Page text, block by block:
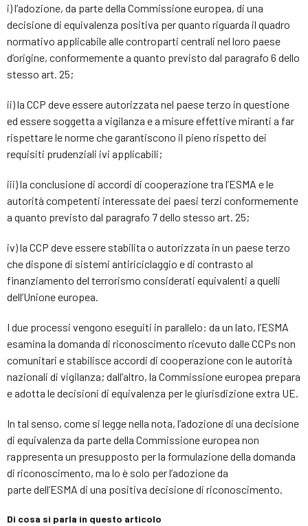
i) l’adozione, da parte della Commissione europea, di una
decisione di equivalenza positiva per quanto riguarda il quadro
normativo applicabile alle controparti centrali nel loro paese
d’origine, conformemente a quanto previsto dal paragrafo 6 dello
stesso art. 25;
ii) la CCP deve essere autorizzata nel paese terzo in questione
ed essere soggetta a vigilanza e a misure effettive miranti a far
rispettare le norme che garantiscono il pieno rispetto dei
requisiti prudenziali ivi applicabili;
iii) la conclusione di accordi di cooperazione tra l’ESMA e le
autorità competenti interessate dei paesi terzi conformemente
a quanto previsto dal paragrafo 7 dello stesso art. 25;
iv) la CCP deve essere stabilita o autorizzata in un paese terzo
che dispone di sistemi antiriciclaggio e di contrasto al
finanziamento del terrorismo considerati equivalenti a quelli
dell’Unione europea.
I due processi vengono eseguiti in parallelo: da un lato, l’ESMA
esamina la domanda di riconoscimento ricevuto dalle CCPs non
comunitari e stabilisce accordi di cooperazione con le autorità
nazionali di vigilanza; dall’altro, la Commissione europea prepara
e adotta le decisioni di equivalenza per le giurisdizione extra UE.
In tal senso, come si legge nella nota, l’adozione di una decisione
di equivalenza da parte della Commissione europea non
rappresenta un presupposto per la formulazione della domanda
di riconoscimento, ma lo è solo per l’adozione da
parte dell’ESMA di una positiva decisione di riconoscimento.
Di cosa si parla in questo articolo